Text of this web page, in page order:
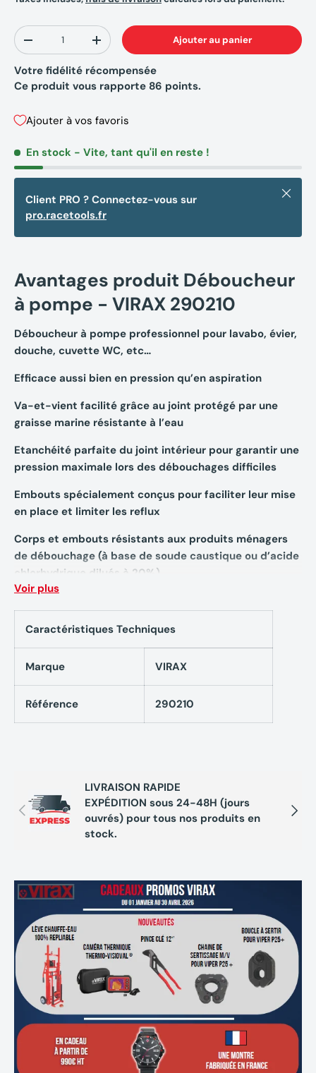
Qté
-
+ Ajouter au panier
Votre fidélité récompensée
Ce produit vous rapporte 86 points.
Ajouter à vos favoris
En stock - Vite, tant qu'il en reste !
Client PRO ? Connectez-vous sur
pro.racetools.fr
Fermer
Avantages produit Déboucheur
à pompe - VIRAX 290210
Déboucheur à pompe professionnel pour lavabo, évier,
douche, cuvette WC, etc…
Efficace aussi bien en pression qu’en aspiration
Va-et-vient facilité grâce au joint protégé par une
graisse marine résistante à l’eau
Etanchéité parfaite du joint intérieur pour garantir une
pression maximale lors des débouchages difficiles
Embouts spécialement conçus pour faciliter leur mise
en place et limiter les reflux
Corps et embouts résistants aux produits ménagers
de débouchage (à base de soude caustique ou d’acide
chlorhydrique dilués à 20%)
Caractéristiques techniques
Déboucheur à pompe - VIRAX
290210
2 poignées robustes Soft Touch® antidérapantes
2 embouts pour tous les types de débouchage, faciles
à mettre et à défaire
Voir plus
Caractéristiques Techniques
Marque VIRAX
Référence 290210
Précédent
LIVRAISON RAPIDE
EXPÉDITION sous 24-48H (jours
ouvrés) pour tous nos produits en
stock.